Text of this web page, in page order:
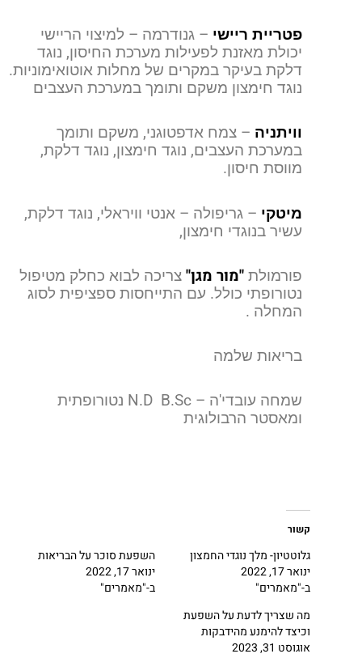
פטריית ריישי – גנודרמה – למיצוי הריישי
יכולת מאזנת לפעילות מערכת החיסון, נוגד
דלקת בעיקר במקרים של מחלות אוטואימוניות.
נוגד חימצון משקם ותומך במערכת העצבים
וויתניה – צמח אדפטוגני, משקם ותומך
במערכת העצבים, נוגד חימצון, נוגד דלקת,
מווסת חיסון.
מיטקי – גריפולה – אנטי וויראלי, נוגד דלקת,
עשיר בנוגדי חימצון,
פורמולת "מור מגן" צריכה לבוא כחלק מטיפול
נטורופתי כולל. עם התייחסות ספציפית לסוג
המחלה .
בריאות שלמה
שמחה עובדי'ה – N.D B.Sc
נטורופתית
ומאסטר הרבולוגית
קשור
גלוטטיון- מלך נוגדי החמצון
ינואר 17, 2022
ב-"מאמרים"
השפעת סוכר על הבריאות
ינואר 17, 2022
ב-"מאמרים"
מה שצריך לדעת על השפעת
וכיצד להימנע מהידבקות
אוגוסט 31, 2023